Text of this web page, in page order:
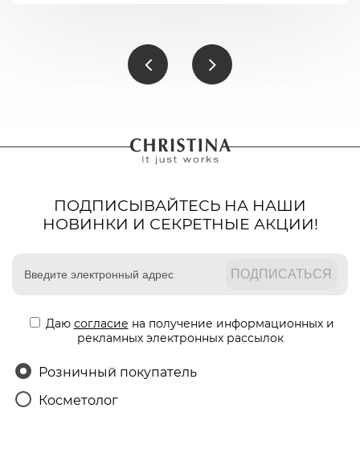
ПОДПИСЫВАЙТЕСЬ НА НАШИ
НОВИНКИ И СЕКРЕТНЫЕ АКЦИИ!
Даю согласие на получение информационных и
рекламных электронных рассылок
Розничный покупатель
Косметолог